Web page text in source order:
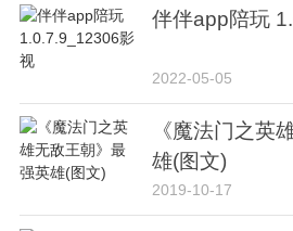
伴伴app陪玩
2022-05-05
《魔法门之英
雄(图文)
2019-10-17